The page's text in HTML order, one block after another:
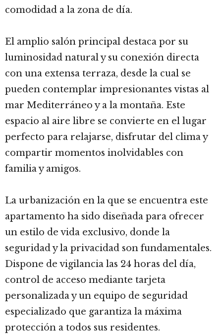
comodidad a la zona de día.
El amplio salón principal destaca por su
luminosidad natural y su conexión directa
con una extensa terraza, desde la cual se
pueden contemplar impresionantes vistas al
mar Mediterráneo y a la montaña. Este
espacio al aire libre se convierte en el lugar
perfecto para relajarse, disfrutar del clima y
compartir momentos inolvidables con
familia y amigos.
La urbanización en la que se encuentra este
apartamento ha sido diseñada para ofrecer
un estilo de vida exclusivo, donde la
seguridad y la privacidad son fundamentales.
Dispone de vigilancia las 24 horas del día,
control de acceso mediante tarjeta
personalizada y un equipo de seguridad
especializado que garantiza la máxima
protección a todos sus residentes.